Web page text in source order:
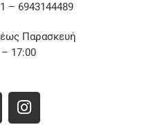
– 6943144489
Παρασκευή
17:00